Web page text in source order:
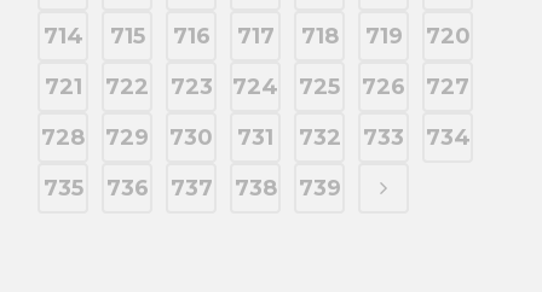
714
715 716 717 718 719
720
721
722 723 724 725 726
727
728
729 730 731 732 733
734
735
736 737 738 739